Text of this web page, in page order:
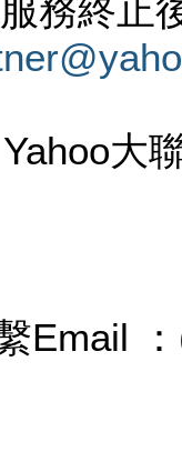
務終止
大
Email